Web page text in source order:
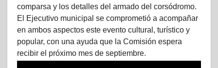
comparsa y los detalles del armado del corsódromo.
El Ejecutivo municipal se comprometió a acompañar
en ambos aspectos este evento cultural, turístico y
popular, con una ayuda que la Comisión espera
recibir el próximo mes de septiembre.